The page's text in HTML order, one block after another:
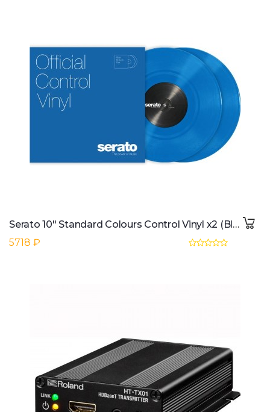
Serato 10" Standard Colours Control Vinyl x2 (Blue)
5718 ₽